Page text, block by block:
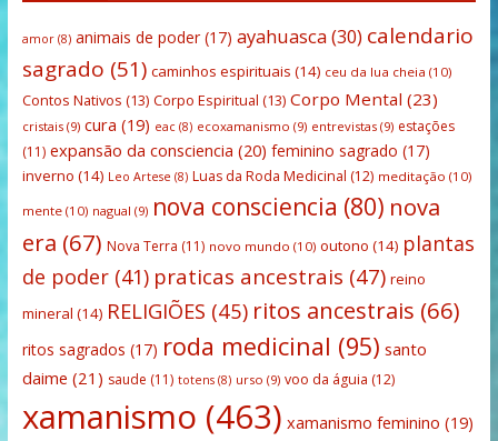
amor(8) animais de poder(17) ayahuasca(30) calendario
sagrado (51) caminhos espirituais (14) ceu da lua cheia (10)
Contos Nativos (13) Corpo Espiritual (13) Corpo Mental (23)
cristais(9) cura (19) eac(8) ecoxamanismo (9) entrevistas(9) estações
(11) expansão da consciencia (20) feminino sagrado (17)
inverno (14) Leo Artese (8) Luas da Roda Medicinal (12) meditação (10)
mente(10) nagual (9) nova consciencia (80) nova
era (67) Nova Terra (11) novo mundo (10) outono (14) plantas
de poder(41) praticas ancestrais (47) reino
mineral (14) RELIGIÕES (45) ritos ancestrais (66)
ritos sagrados (17) roda medicinal (95) santo
daime (21) saude (11) totens(8) urso (9) voo da águia (12)
xamanismo (463) xamanismo feminino (19)